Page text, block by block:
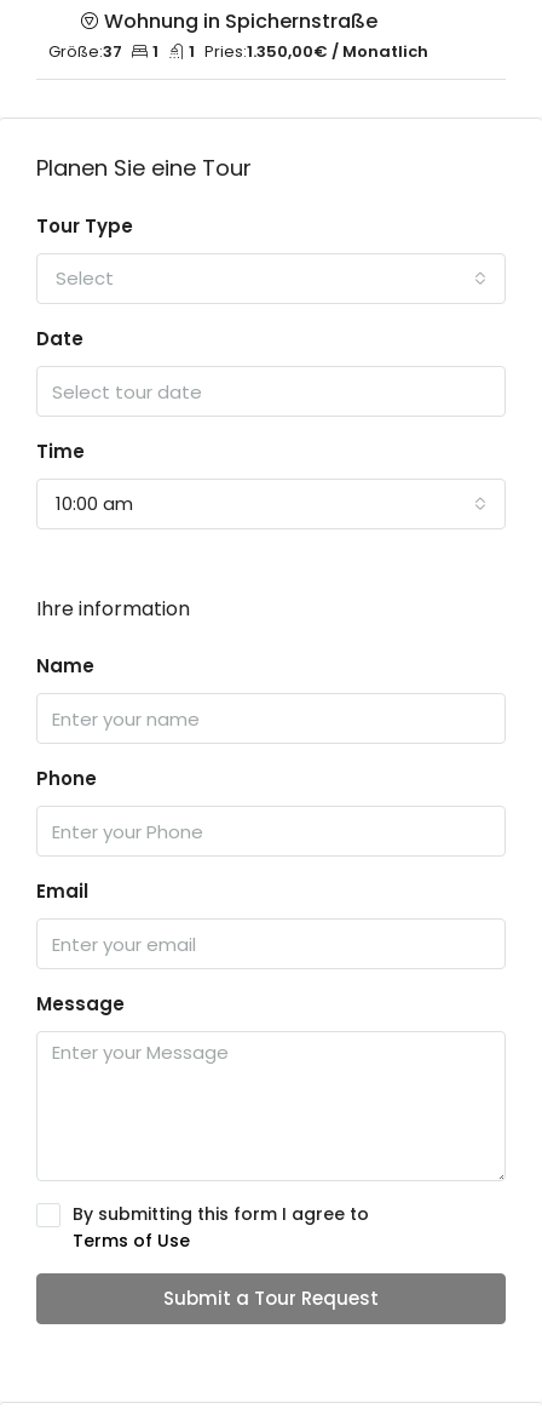
Wohnung in Spichernstraße
Größe:37 1 1 Pries:1.350,00€ / Monatlich
Planen Sie eine Tour
Tour Type
Select
Date
Time
10:00 am
Ihre information
Name
Phone
Email
Message
By submitting this form I agree to
Terms of Use
Submit a Tour Request